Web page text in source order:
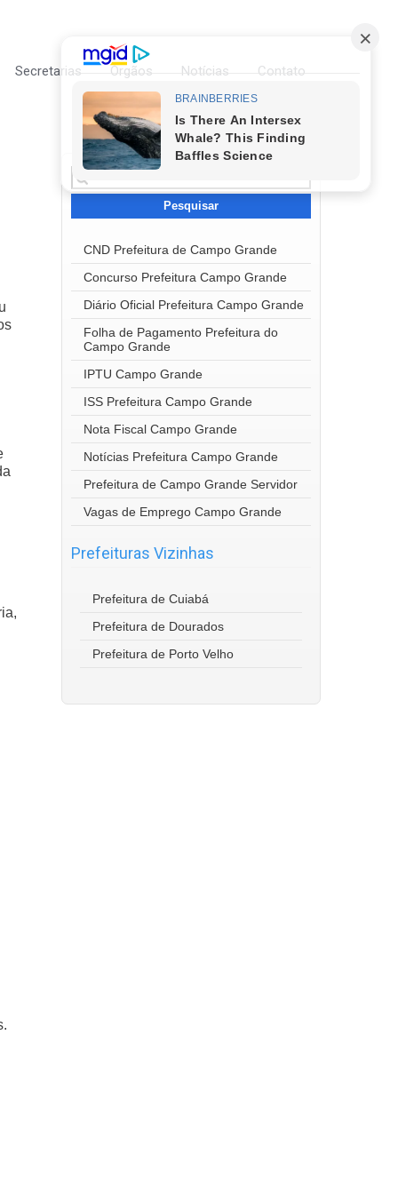
Secretarias Órgãos Notícias Contato
Pesquisar
por:
CND Prefeitura de Campo Grande
Concurso Prefeitura Campo Grande
Diário Oficial Prefeitura Campo Grande
Folha de Pagamento Prefeitura do
Campo Grande
IPTU Campo Grande
ISS Prefeitura Campo Grande
Nota Fiscal Campo Grande
Notícias Prefeitura Campo Grande
Prefeitura de Campo Grande Servidor
Vagas de Emprego Campo Grande
Prefeituras Vizinhas
Prefeitura de Cuiabá
Prefeitura de Dourados
Prefeitura de Porto Velho